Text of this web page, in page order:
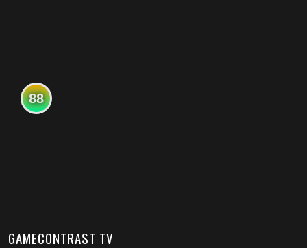
88
GAMECONTRAST TV